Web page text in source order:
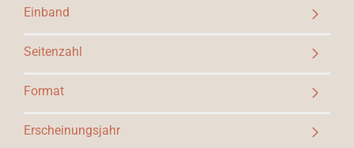
Einband
Seitenzahl
Format
Erscheinungsjahr